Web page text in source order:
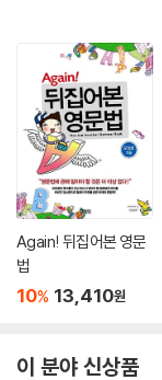
Again! 뒤집어본 영문
법
10% 13,410원
이 분야 신상품